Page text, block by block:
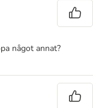
något annat?